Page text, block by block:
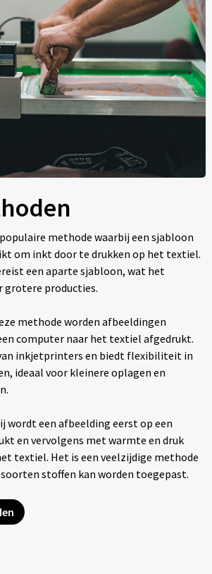
methode waarbij een sjabloon
om inkt door te drukken op het textiel.
een aparte sjabloon, wat het
grotere producties.
methode worden afbeeldingen
computer naar het textiel afgedrukt.
inkjetprinters en biedt flexibiliteit in
ideaal voor kleinere oplagen en
wordt een afbeelding eerst op een
en vervolgens met warmte en druk
textiel. Het is een veelzijdige methode
stoffen kan worden toegepast.